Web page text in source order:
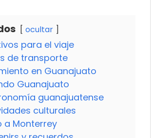
ocultar
para el viaje
de transporte
en Guanajuato
Guanajuato
guanajuatense
culturales
a Monterrey